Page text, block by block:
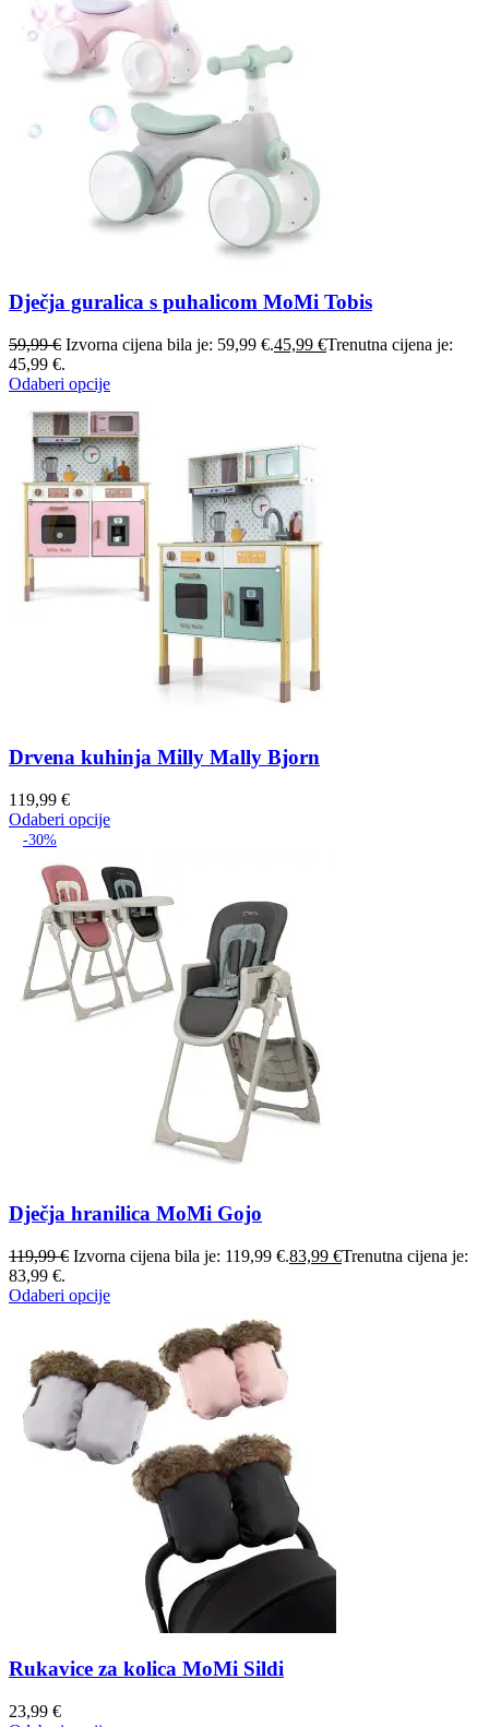
Dječja guralica s puhalicom MoMi Tobis
59,99€ Izvorna cijena bila je: 59,99 €.45,99 €Trenutna cijena je:
45,99 €.
Odaberi opcije
Drvena kuhinja Milly Mally Bjorn
119,99 €
Odaberi opcije
-30%
Dječja hranilica MoMi Gojo
119,99€ Izvorna cijena bila je: 119,99 €.83,99 €Trenutna cijena je:
83,99 €.
Odaberi opcije
Rukavice za kolica MoMi Sildi
23,99 €